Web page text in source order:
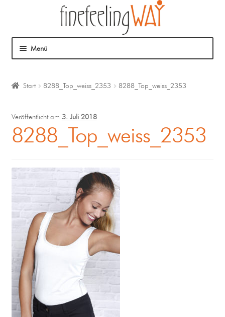
Menü
Coaching
Start 8288_Top_weiss_2353 8288_Top_weiss_2353
Veröffentlicht am 3. Juli 2018
8288_Top_weiss_2353